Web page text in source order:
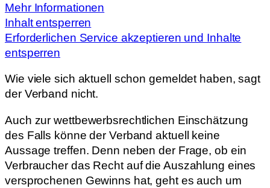
Mehr Informationen
Inhalt entsperren
Erforderlichen Service akzeptieren und Inhalte
entsperren
Wie viele sich aktuell schon gemeldet haben, sagt
der Verband nicht.
Auch zur wettbewerbsrechtlichen Einschätzung
des Falls könne der Verband aktuell keine
Aussage treffen. Denn neben der Frage, ob ein
Verbraucher das Recht auf die Auszahlung eines
versprochenen Gewinns hat, geht es auch um